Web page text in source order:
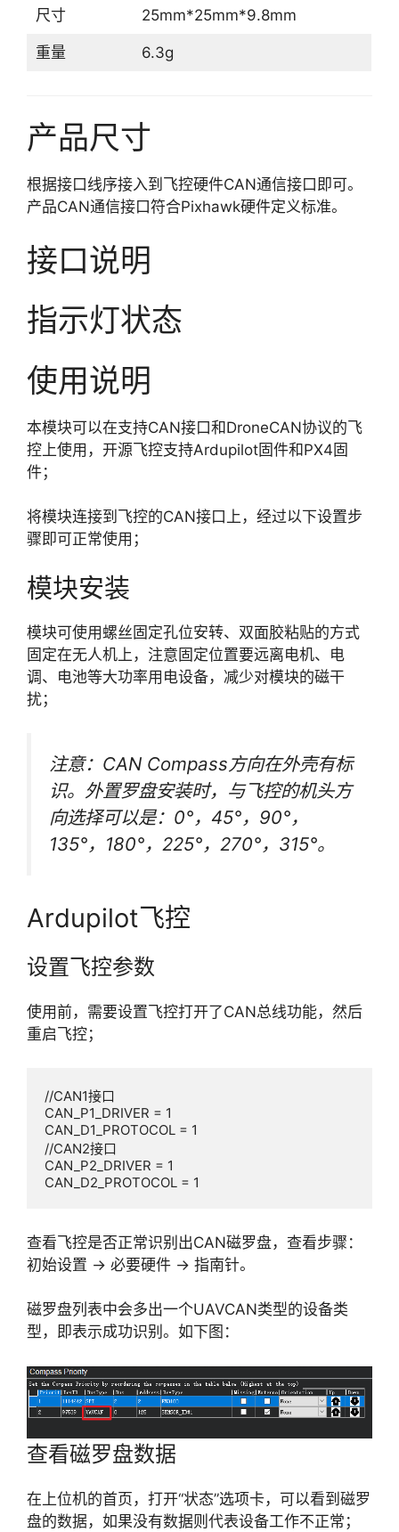
尺寸 25mm*25mm*9.8mm
重量 6.3g
产品尺寸
根据接口线序接入到飞控硬件CAN通信接口即可。
产品CAN通信接口符合Pixhawk硬件定义标准。
接口说明
指示灯状态
使用说明
本模块可以在支持CAN接口和DroneCAN协议的飞
控上使用，开源飞控支持Ardupilot固件和PX4固
件；
将模块连接到飞控的CAN接口上，经过以下设置步
骤即可正常使用；
模块安装
模块可使用螺丝固定孔位安转、双面胶粘贴的方式
固定在无人机上，注意固定位置要远离电机、电
调、电池等大功率用电设备，减少对模块的磁干
扰；
注意：CAN Compass方向在外壳有标
识。外置罗盘安装时，与飞控的机头方
向选择可以是：0°，45°，90°，
135°，180°，225°，270°，315°。
Ardupilot飞控
设置飞控参数
使用前，需要设置飞控打开了CAN总线功能，然后
重启飞控；
//CAN1接口
CAN_P1_DRIVER = 1
CAN_D1_PROTOCOL = 1
//CAN2接口
CAN_P2_DRIVER = 1
CAN_D2_PROTOCOL = 1
查看飞控是否正常识别出CAN磁罗盘，查看步骤：
初始设置 -> 必要硬件 -> 指南针。
磁罗盘列表中会多出一个UAVCAN类型的设备类
型，即表示成功识别。如下图：
查看磁罗盘数据
在上位机的首页，打开“状态”选项卡，可以看到磁罗
盘的数据，如果没有数据则代表设备工作不正常；